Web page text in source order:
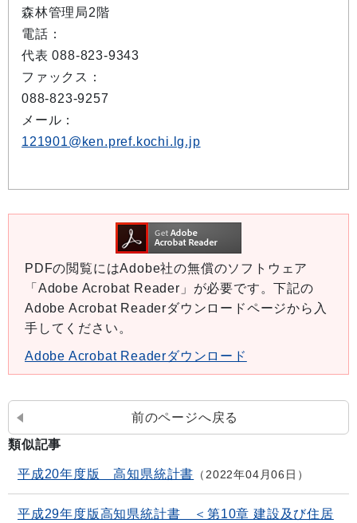
森林管理局2階
電話：
代表 088-823-9343
ファックス：
088-823-9257
メール：
121901@ken.pref.kochi.lg.jp
PDFの閲覧にはAdobe社の無償のソフトウェア
「Adobe Acrobat Reader」が必要です。下記の
Adobe Acrobat Readerダウンロードページから入
手してください。
Adobe Acrobat Readerダウンロード
前のページへ戻る
類似記事
平成20年度版 高知県統計書 2022年04月06日
平成29年度版高知県統計書 ＜第10章 建設及び住居